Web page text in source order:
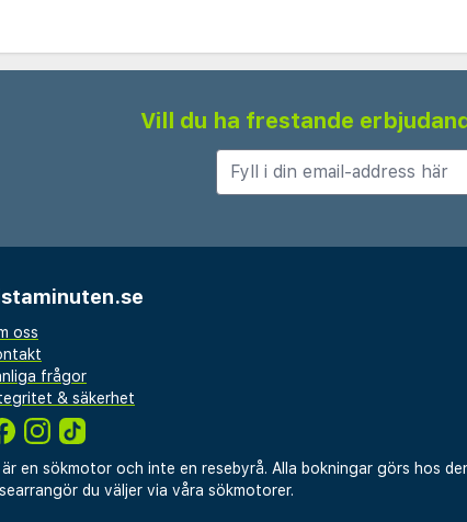
Vill du ha frestande
oss
frågor
& säkerhet
är en sökmotor och inte en resebyrå. Alla bokningar görs hos
du väljer via våra sökmotorer.